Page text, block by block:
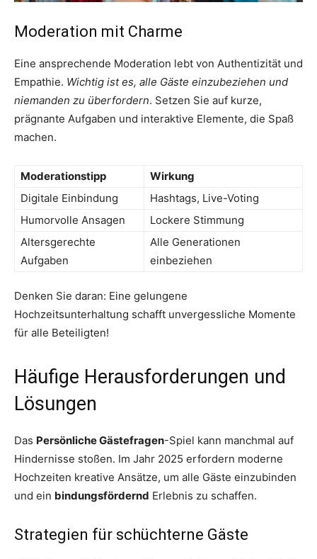
Moderation mit Charme
Eine ansprechende Moderation lebt von Authentizität und
Empathie. Wichtig ist es, alle Gäste einzubeziehen und
niemanden zu überfordern. Setzen Sie auf kurze,
prägnante Aufgaben und interaktive Elemente, die Spaß
machen.
Moderationstipp
Wirkung
Digitale Einbindung
Hashtags, Live-Voting
Humorvolle Ansagen
Lockere Stimmung
Altersgerechte
Aufgaben
Alle Generationen
einbeziehen
Denken Sie daran: Eine gelungene
Hochzeitsunterhaltung schafft unvergessliche Momente
für alle Beteiligten!
Häufige Herausforderungen und
Lösungen
Das Persönliche Gästefragen-Spiel kann manchmal auf
Hindernisse stoßen. Im Jahr 2025 erfordern moderne
Hochzeiten kreative Ansätze, um alle Gäste einzubinden
und ein bindungsfördernd Erlebnis zu schaffen.
Strategien für schüchterne Gäste